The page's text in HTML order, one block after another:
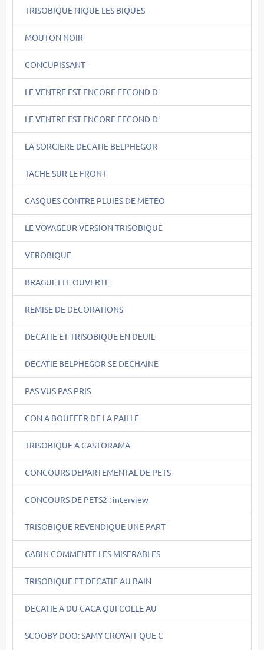
TRISOBIQUE NIQUE LES BIQUES
MOUTON NOIR
CONCUPISSANT
LE VENTRE EST ENCORE FECOND D'
LE VENTRE EST ENCORE FECOND D'
LA SORCIERE DECATIE BELPHEGOR
TACHE SUR LE FRONT
CASQUES CONTRE PLUIES DE METEO
LE VOYAGEUR VERSION TRISOBIQUE
VEROBIQUE
BRAGUETTE OUVERTE
REMISE DE DECORATIONS
DECATIE ET TRISOBIQUE EN DEUIL
DECATIE BELPHEGOR SE DECHAINE
PAS VUS PAS PRIS
CON A BOUFFER DE LA PAILLE
TRISOBIQUE A CASTORAMA
CONCOURS DEPARTEMENTAL DE PETS
CONCOURS DE PETS2 : interview
TRISOBIQUE REVENDIQUE UNE PART
GABIN COMMENTE LES MISERABLES
TRISOBIQUE ET DECATIE AU BAIN
DECATIE A DU CACA QUI COLLE AU
SCOOBY-DOO: SAMY CROYAIT QUE C